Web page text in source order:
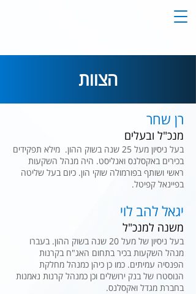
הצוות
רן שחר
מנכ"ל ובעלים
בעל ניסיון מעל 25 שנה בשוק ההון. מילא תפקידים
בכירים באקסלנס ואנליסט. היה מנהל השקעות
ראשי ושותף בפורמולה שוקי הון. כיום בעל שליטה
בפיינאל קפיטל.
יגאל להב לוי
משנה למנכ"ל
בעל ניסיון של מעל 20 שנה בשוק ההון. בעברו
מנהל השקעות בכיר בתחום האג"ח בקרנות
הפנסיה עמיתים. כמו כן כיהן כמנהל מחלקת
הנוסטרו של בנק ירושלים וכן כמנהל קרנות נאמנות
בחברת מגדל ואקסלנס.